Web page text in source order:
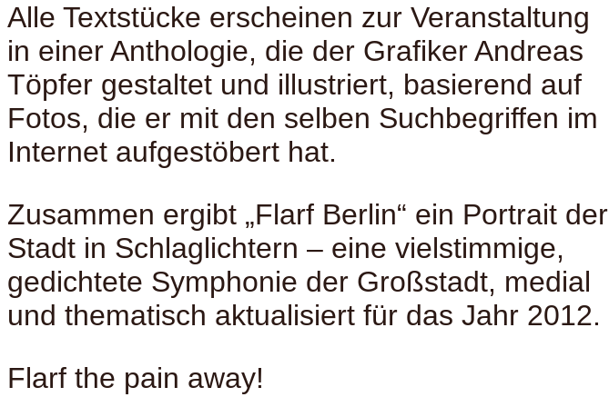
Alle Textstücke erscheinen zur Veranstaltung
in einer Anthologie, die der Grafiker Andreas
Töpfer gestaltet und illustriert, basierend auf
Fotos, die er mit den selben Suchbegriffen im
Internet aufgestöbert hat.
Zusammen ergibt „Flarf Berlin“ ein Portrait der
Stadt in Schlaglichtern – eine vielstimmige,
gedichtete Symphonie der Großstadt, medial
und thematisch aktualisiert für das Jahr 2012.
Flarf the pain away!